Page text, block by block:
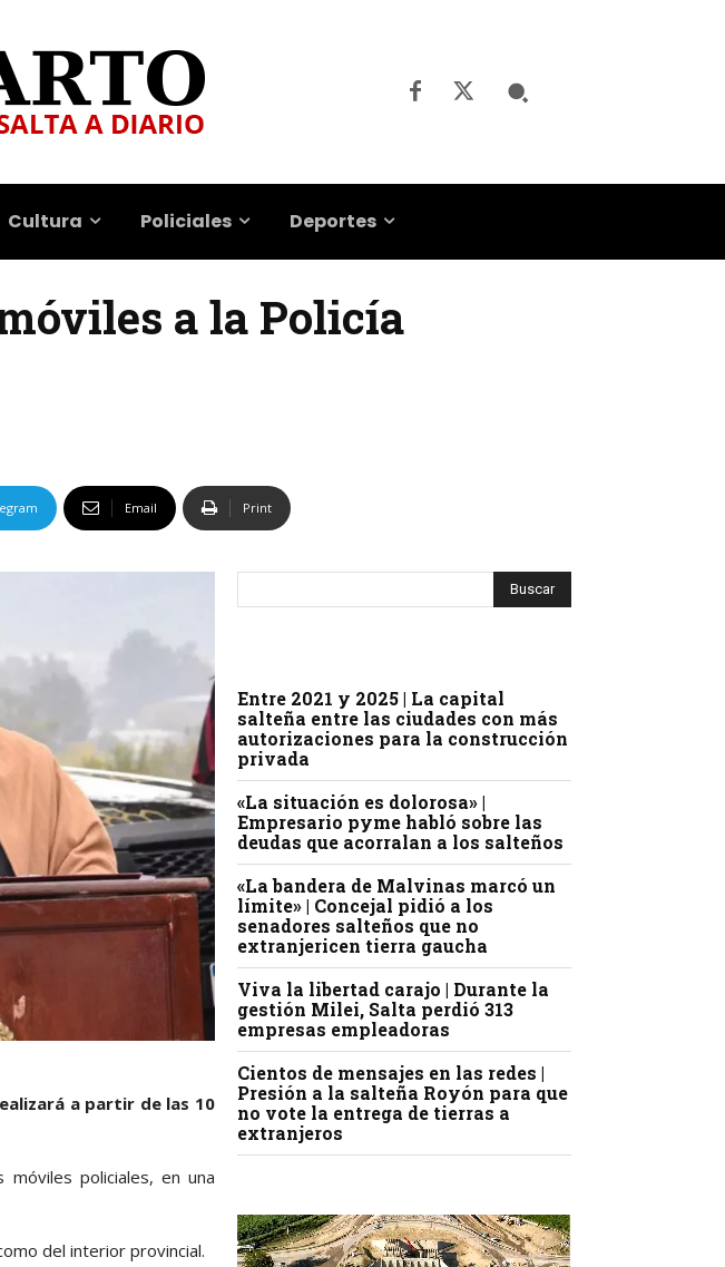
Cultura Policiales Deportes
a la Policía
Email Print
a partir de las 10
policiales, en una
del interior provincial.
Entre 2021 y 2025 | La capital
salteña entre las ciudades con más
autorizaciones para la construcción
privada
«La situación es dolorosa» |
Empresario pyme habló sobre las
deudas que acorralan a los salteños
«La bandera de Malvinas marcó un
límite» | Concejal pidió a los
senadores salteños que no
extranjericen tierra gaucha
Viva la libertad carajo | Durante la
gestión Milei, Salta perdió 313
empresas empleadoras
Cientos de mensajes en las redes |
Presión a la salteña Royón para que
no vote la entrega de tierras a
extranjeros